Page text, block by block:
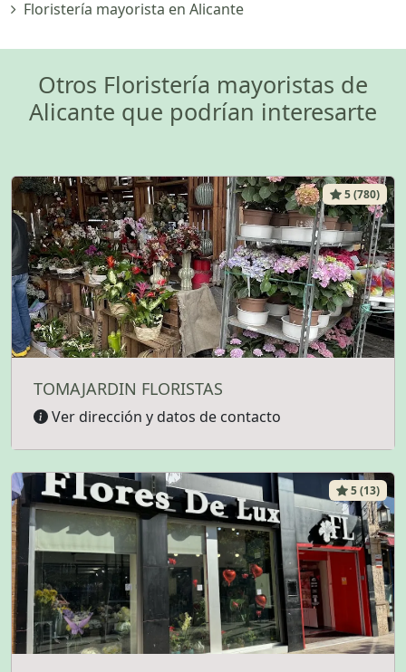
Floristería mayorista en Alicante
Otros Floristería mayoristas de
Alicante que podrían interesarte
5 (780)
TOMAJARDIN FLORISTAS
Ver dirección y datos de contacto
5 (13)